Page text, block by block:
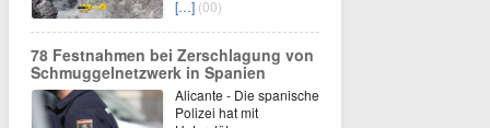
[…] (00)
78 Festnahmen bei Zerschlagung von
Schmuggelnetzwerk in Spanien
Alicante - Die spanische
Polizei hat mit